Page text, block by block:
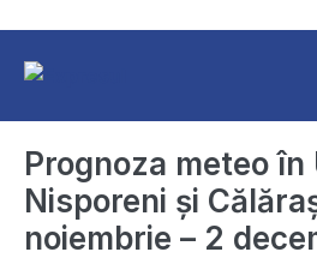
content
Prognoza meteo în
Nisporeni și
noiembrie – 2